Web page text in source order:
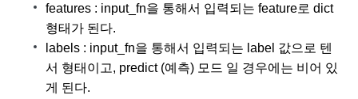
features : input_fn을 통해서 입력되는 feature로 dict
형태가 된다.
labels : input_fn을 통해서 입력되는 label 값으로 텐
서 형태이고, predict (예측) 모드 일 경우에는 비어 있
게 된다.